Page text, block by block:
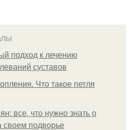
подход к лечению
суставов
Что такое петля
все, что нужно знать о
своем подворье